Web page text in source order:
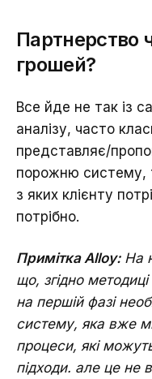
Партнерство
грошей?
Все йде не так із
аналізу, часто
представляє/
порожню систему,
з яких клієнту
потрібно.
Примітка Alloy:На
що, згідно
на першій фазі
систему, яка вже
процеси, які
підходи. але це не